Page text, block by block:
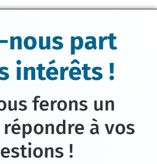
nous part
intérêts !
ferons un
à vos
!